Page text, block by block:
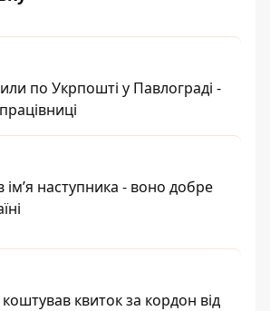
по Укрпошті у Павлограді -
наступника - воно добре
квиток за кордон від